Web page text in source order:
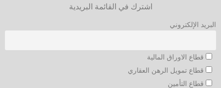
اشترك في القائمة البريدية
البريد الإلكتروني
قطاع الاوراق المالية
قطاع تمويل الرهن العقاري
قطاع التأمين